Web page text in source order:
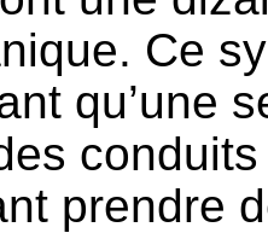
Ce
qu’une
prendre